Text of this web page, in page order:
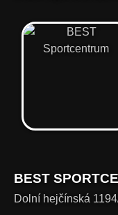
BEST
Dolní hejčínská